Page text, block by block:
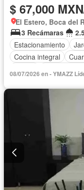
$ 67,000
El Estero, Boca del
3 Recámaras
Estacionamiento
Cocina integral
Acceso
Aire
Calefacción
Caseta de vigilancia
Completamente
08/07/2026 en - YMAZZ